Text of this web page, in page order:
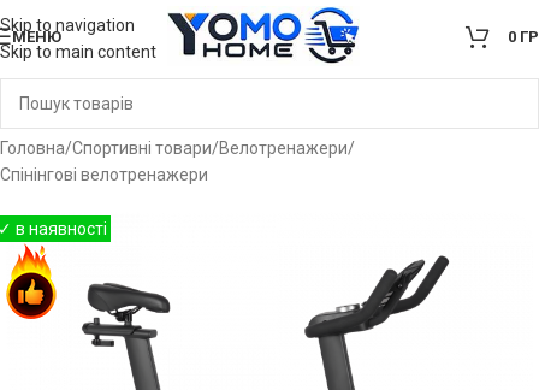
Skip to navigation
Skip to main content
МЕНЮ 0
Головна/Спортивні товари/Велотренажери/
Спінінгові велотренажери